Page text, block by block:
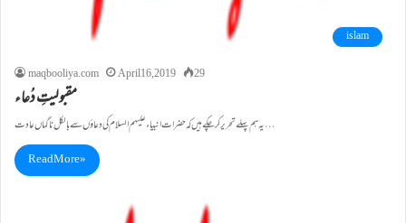
islam
maqbooliya.com
April 16, 2019 29
مقبولیتِ دُعاء
یہ ہم پہلے تحریر کر چکے ہیں کہ حضرات انبیاء علیہم السلام کی دعاؤں سے بالکل ناگہاں عادت…
Read More »